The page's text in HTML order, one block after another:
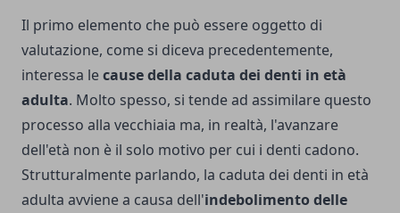
Il primo elemento che può essere oggetto di
valutazione, come si diceva precedentemente,
interessa lecause della caduta dei denti in età
adulta. Molto spesso, si tende ad assimilare questo
processo alla vecchiaia ma, in realtà, l'avanzare
dell'età non è il solo motivo per cui i denti cadono.
Strutturalmente parlando, la caduta dei denti in età
adulta avviene a causa dell'indebolimento delle